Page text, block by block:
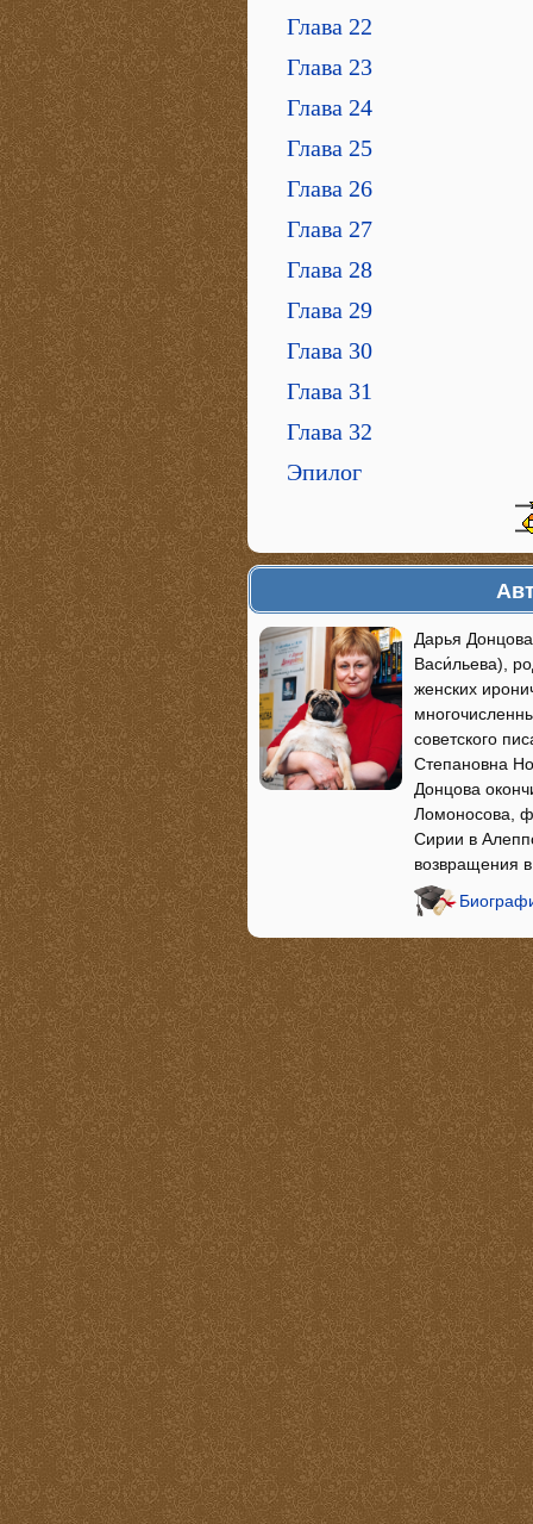
Глава 22
Глава 23
Глава 24
Глава 25
Глава 26
Глава 27
Глава 28
Глава 29
Глава 30
Глава 31
Глава 32
Эпилог
Дарья
Васи́льева),
женских
советского
Степановна
Донцова
Ломоносова,
Сирии в
возвращения